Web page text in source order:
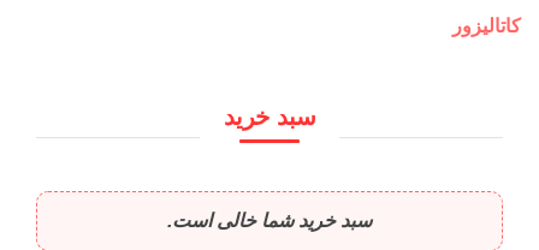
کاتالیزور
سبد خرید
سبد خرید شما خالی است.